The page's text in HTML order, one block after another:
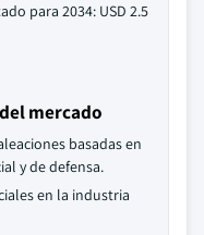
para 2034: USD 2.5
mercado
basadas en
y de defensa.
en la industria